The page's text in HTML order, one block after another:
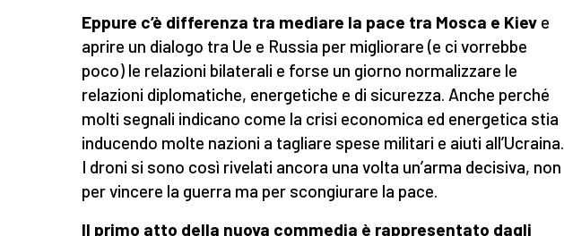
Eppure c’è differenza tra mediare la pace tra Mosca e Kiev e
aprire un dialogo tra Ue e Russia per migliorare (e ci vorrebbe
poco) le relazioni bilaterali e forse un giorno normalizzare le
relazioni diplomatiche, energetiche e di sicurezza. Anche perché
molti segnali indicano come la crisi economica ed energetica stia
inducendo molte nazioni a tagliare spese militari e aiuti all’Ucraina.
I droni si sono così rivelati ancora una volta un’arma decisiva, non
per vincere la guerra ma per scongiurare la pace.
Il primo atto della nuova commedia è rappresentato dagli